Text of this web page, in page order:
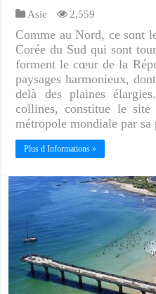
Asie 2,559
Comme au Nord, ce sont
Corée du Sud qui sont
forment le cœur de la
paysages harmonieux,
delà des plaines
collines, constitue le
métropole mondiale par
Plus d Informations »